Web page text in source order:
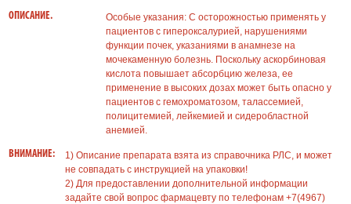
ОПИСАНИЕ.
Особые указания: С осторожностью применять у
пациентов с гипероксалурией, нарушениями
функции почек, указаниями в анамнезе на
мочекаменную болезнь. Поскольку аскорбиновая
кислота повышает абсорбцию железа, ее
применение в высоких дозах может быть опасно у
пациентов с гемохроматозом, талассемией,
полицитемией, лейкемией и сидеробластной
анемией.
ВНИМАНИЕ:
1) Описание препарата взята из справочника РЛС, и может
не совпадать с инструкцией на упаковки!
2) Для предоставлении дополнительной информации
задайте свой вопрос фармацевту по телефонам +7(4967)